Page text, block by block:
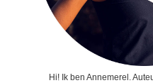
Hi! Ik ben Annemerel.